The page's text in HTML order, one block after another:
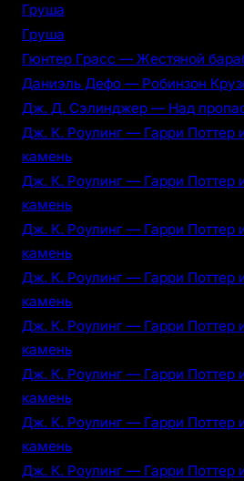
Груша
Груша
Гюнтер Грасс — Жестяной
Даниэль Дефо — Робинзон
Дж. Д. Сэлинджер — Над
Дж. К. Роулинг — Гарри Поттер
камень
Дж. К. Роулинг — Гарри Поттер
камень
Дж. К. Роулинг — Гарри Поттер
камень
Дж. К. Роулинг — Гарри Поттер
камень
Дж. К. Роулинг — Гарри Поттер
камень
Дж. К. Роулинг — Гарри Поттер
камень
Дж. К. Роулинг — Гарри Поттер
камень
Дж. К. Роулинг — Гарри Поттер